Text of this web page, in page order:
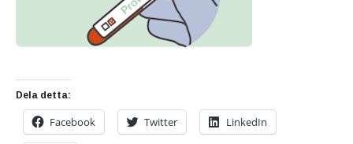
Dela detta:
Facebook Twitter LinkedIn